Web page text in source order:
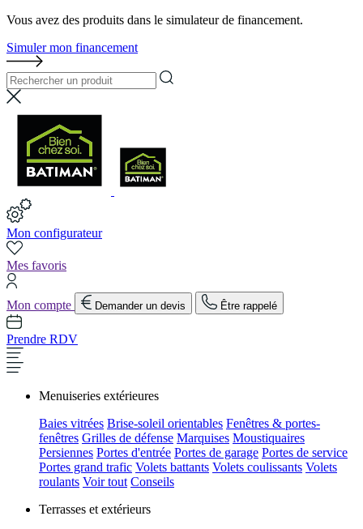
Vous avez des produits dans le simulateur de financement.
Simuler mon financement
Mon configurateur
Mes favoris
Mon compte Demander un devis Être rappelé
Prendre RDV
Menuiseries extérieures
Baies vitrées Brise-soleil orientables Fenêtres & portes-
fenêtres Grilles de défense Marquises Moustiquaires
Persiennes Portes d'entrée Portes de garage Portes de service
Portes grand trafic Volets battants Volets coulissants Volets
roulants Voir tout Conseils
Terrasses et extérieurs